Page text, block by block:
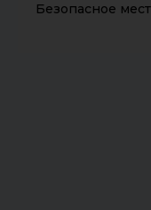
Безопасное